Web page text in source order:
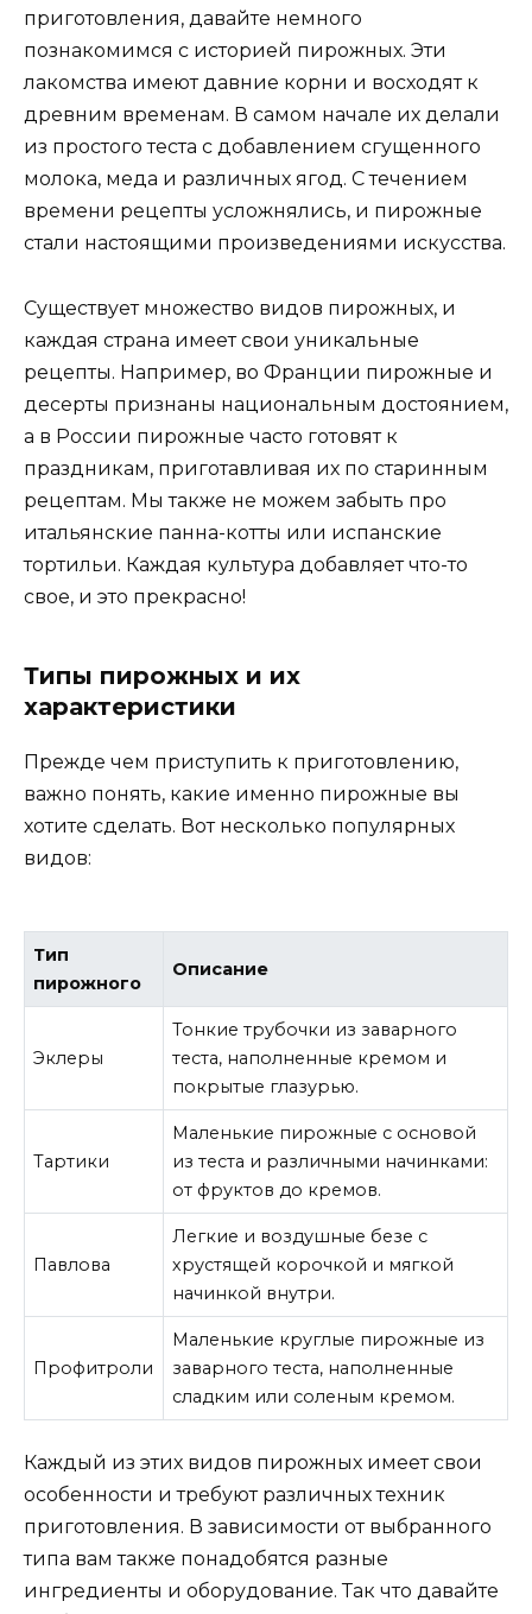
приготовления, давайте немного
познакомимся с историей пирожных. Эти
лакомства имеют давние корни и восходят к
древним временам. В самом начале их делали
из простого теста с добавлением сгущенного
молока, меда и различных ягод. С течением
времени рецепты усложнялись, и пирожные
стали настоящими произведениями искусства.
Существует множество видов пирожных, и
каждая страна имеет свои уникальные
рецепты. Например, во Франции пирожные и
десерты признаны национальным достоянием,
а в России пирожные часто готовят к
праздникам, приготавливая их по старинным
рецептам. Мы также не можем забыть про
итальянские панна-котты или испанские
тортильи. Каждая культура добавляет что-то
свое, и это прекрасно!
Типы пирожных и их
характеристики
Прежде чем приступить к приготовлению,
важно понять, какие именно пирожные вы
хотите сделать. Вот несколько популярных
видов:
Тип
пирожного
Описание
Эклеры
Тонкие трубочки из заварного
теста, наполненные кремом и
покрытые глазурью.
Тартики
Маленькие пирожные с основой
из теста и различными начинками:
от фруктов до кремов.
Павлова
Легкие и воздушные безе с
хрустящей корочкой и мягкой
начинкой внутри.
Профитроли
Маленькие круглые пирожные из
заварного теста, наполненные
сладким или соленым кремом.
Каждый из этих видов пирожных имеет свои
особенности и требуют различных техник
приготовления. В зависимости от выбранного
типа вам также понадобятся разные
ингредиенты и оборудование. Так что давайте